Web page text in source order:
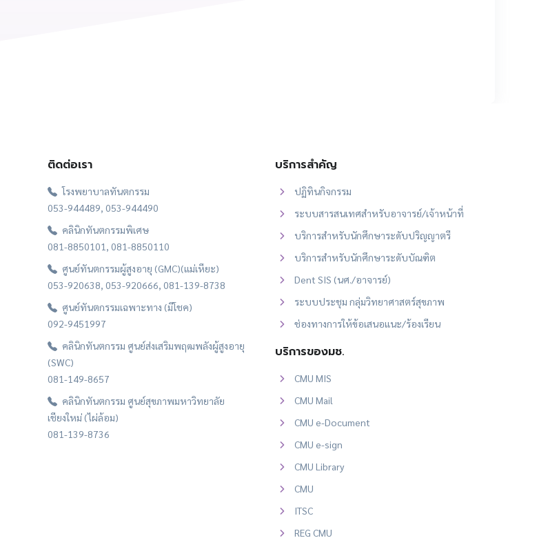
ติดต่อเรา
โรงพยาบาลทันตกรรม
053-944489, 053-944490
คลินิกทันตกรรมพิเศษ
081-8850101, 081-8850110
ศูนย์ทันตกรรมผู้สูงอายุ (GMC)(แม่เหียะ)
053-920638, 053-920666, 081-139-8738
ศูนย์ทันตกรรมเฉพาะทาง (มีโชค)
092-9451997
คลินิกทันตกรรม ศูนย์ส่งเสริมพฤฒพลังผู้สูงอายุ
(SWC)
081-149-8657
คลินิกทันตกรรม ศูนย์สุขภาพมหาวิทยาลัย
เชียงใหม่ (ไผ่ล้อม)
081-139-8736
บริการสำคัญ
ปฏิทินกิจกรรม
ระบบสารสนเทศสำหรับอาจารย์/เจ้าหน้าที่
บริการสำหรับนักศึกษาระดับปริญญาตรี
บริการสำหรับนักศึกษาระดับบัณฑิต
Dent SIS (นศ./อาจารย์)
ระบบประชุม กลุ่มวิทยาศาสตร์สุขภาพ
ช่องทางการให้ข้อเสนอแนะ/ร้องเรียน
บริการของมช.
CMU MIS
CMU Mail
CMU e-Document
CMU e-sign
CMU Library
CMU
ITSC
REG CMU